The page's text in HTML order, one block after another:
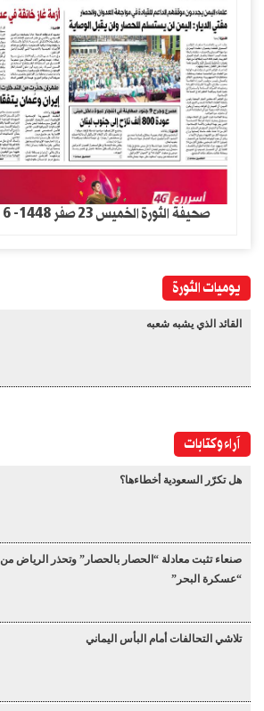
صحيفة الثورة الخميس 23 صفر 1448- 6 اغسطس 2026
يوميات الثورة
القائد الذي يشبه شعبه
آراء وكتابات
هل تكرّر السعودية أخطاءها؟
صنعاء تثبت معادلة “الحصار بالحصار” وتحذر الرياض من
“عسكرة البحر”
تلاشي التحالفات أمام البأس اليماني